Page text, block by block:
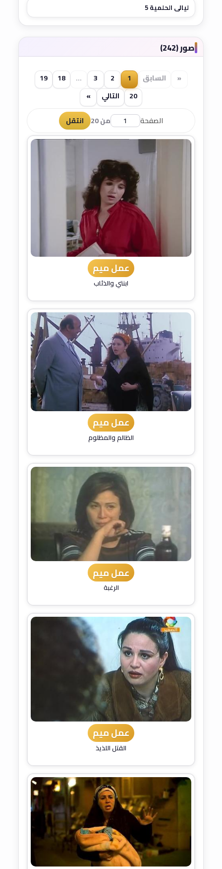
ليالي الحلمية 5
صور (242)
« السابق 1
2
3
...
18
19
20
التالي
»
الصفحة
من 20 انتقل
عمل ميم
ابنتي والذئاب
عمل ميم
الظالم والمظلوم
عمل ميم
الرغبة
عمل ميم
القتل اللذيذ